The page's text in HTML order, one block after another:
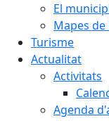
El
Mapes
Turisme
Actualitat
Activitats
Agenda